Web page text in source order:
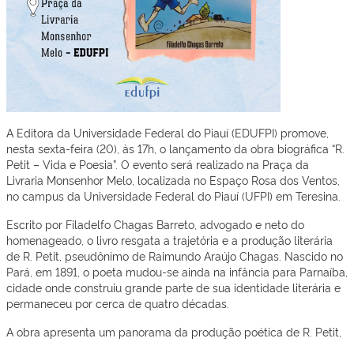
A Editora da Universidade Federal do Piauí (EDUFPI) promove,
nesta sexta-feira (20), às 17h, o lançamento da obra biográfica “R.
Petit – Vida e Poesia”. O evento será realizado na Praça da
Livraria Monsenhor Melo, localizada no Espaço Rosa dos Ventos,
no campus da Universidade Federal do Piauí (UFPI) em Teresina.
Escrito por Filadelfo Chagas Barreto, advogado e neto do
homenageado, o livro resgata a trajetória e a produção literária
de R. Petit, pseudônimo de Raimundo Araújo Chagas. Nascido no
Pará, em 1891, o poeta mudou-se ainda na infância para Parnaíba,
cidade onde construiu grande parte de sua identidade literária e
permaneceu por cerca de quatro décadas.
A obra apresenta um panorama da produção poética de R. Petit,